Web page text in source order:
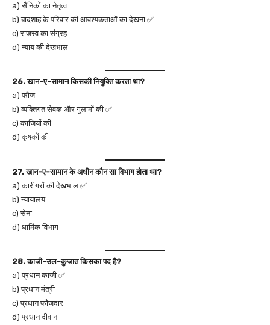
a) सैनिकों का नेतृत्व
b) बादशाह के परिवार की आवश्यकताओं का देखना ✅
c) राजस्व का संग्रह
d) न्याय की देखभाल
26. खान-ए-सामान किसकी नियुक्ति करता था?
a) फौज
b) व्यक्तिगत सेवक और गुलामों की ✅
c) काजियों की
d) कृषकों की
27. खान-ए-सामान के अधीन कौन सा विभाग होता था?
a) कारीगरों की देखभाल ✅
b) न्यायालय
c) सेना
d) धार्मिक विभाग
28. काजी-उल-कुजात किसका पद है?
a) प्रधान काजी ✅
b) प्रधान मंत्री
c) प्रधान फौजदार
d) प्रधान दीवान